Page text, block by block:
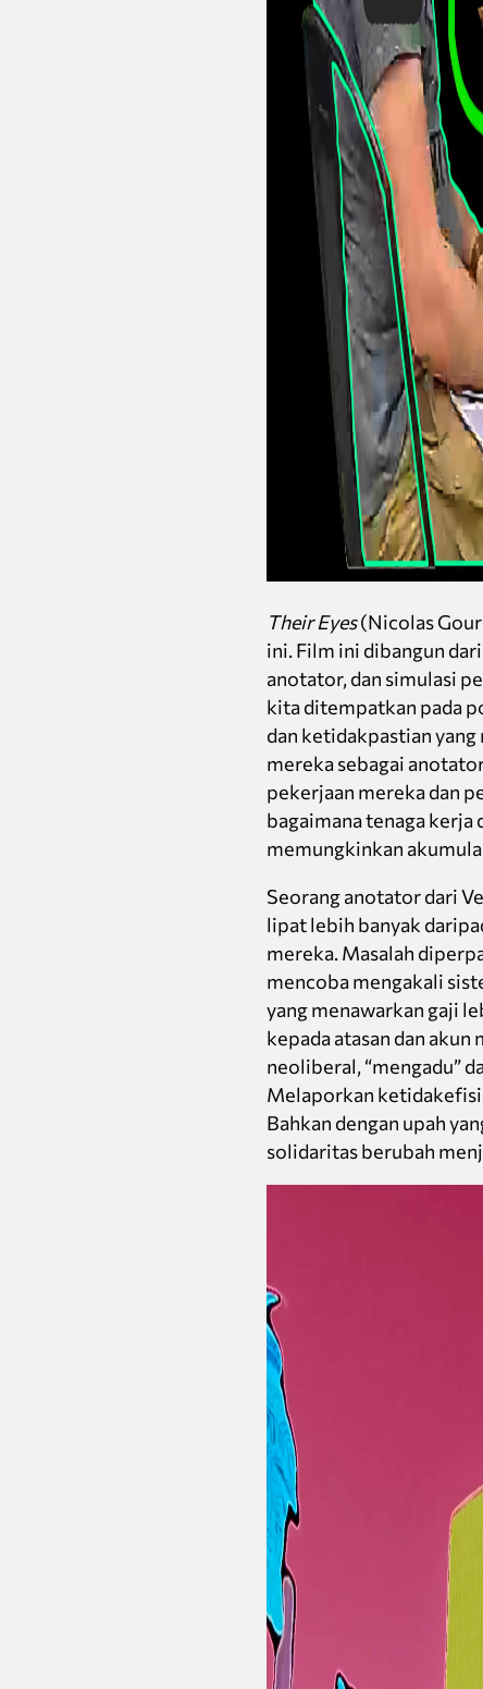
Their Eyes(Nicolas
ini. Film ini dibangun
anotator, dan simulasi
kita ditempatkan pada
dan ketidakpastian
mereka sebagai
pekerjaan mereka dan
bagaimana tenaga kerja
memungkinkan
Seorang anotator dari
lipat lebih banyak
mereka. Masalah
mencoba mengakali
yang menawarkan gaji
kepada atasan dan
neoliberal, “mengadu”
Melaporkan
Bahkan dengan upah
solidaritas berubah